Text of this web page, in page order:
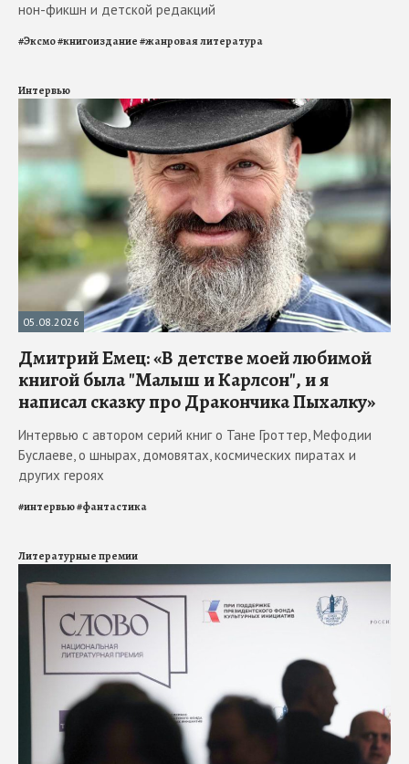
нон-фикшн и детской редакций
#Эксмо#книгоиздание#жанровая литература
Интервью
05.08.2026
Дмитрий Емец: «В детстве моей любимой
книгой была "Малыш и Карлсон", и я
написал сказку про Дракончика Пыхалку»
Интервью с автором серий книг о Тане Гроттер, Мефодии
Буслаеве, о шнырах, домовятах, космических пиратах и
других героях
#интервью#фантастика
Литературные премии